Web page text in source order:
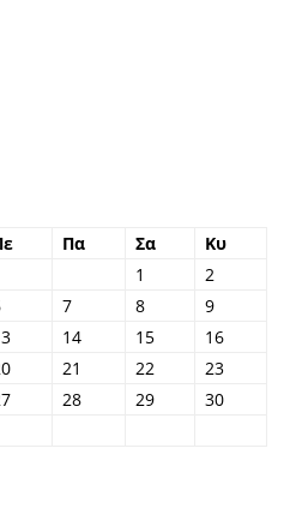
Πα Σα
Κυ
1
2
7 8
9
14 15
16
21 22
23
28 29
30